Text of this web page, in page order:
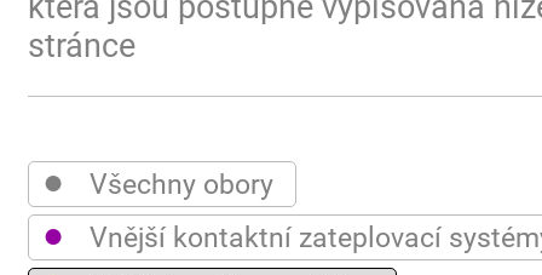
stránce
● Všechny obory
● Vnější kontaktní zateplovací